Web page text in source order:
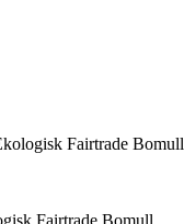
Fairtrade Bomull
Fairtrade Bomull